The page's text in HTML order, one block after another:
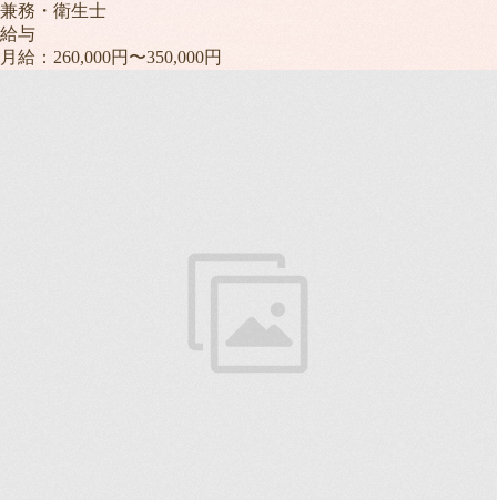
兼務・衛生士
給与
月給：260,000円〜350,000円